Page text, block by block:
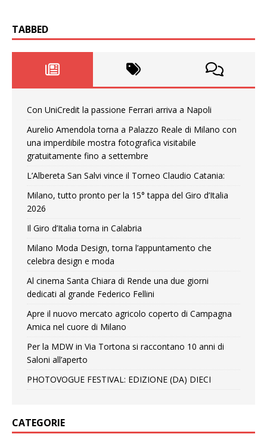
TABBED
Con UniCredit la passione Ferrari arriva a Napoli
Aurelio Amendola torna a Palazzo Reale di Milano con
una imperdibile mostra fotografica visitabile
gratuitamente fino a settembre
L’Albereta San Salvi vince il Torneo Claudio Catania:
Milano, tutto pronto per la 15° tappa del Giro d’Italia
2026
Il Giro d’Italia torna in Calabria
Milano Moda Design, torna l’appuntamento che
celebra design e moda
Al cinema Santa Chiara di Rende una due giorni
dedicati al grande Federico Fellini
Apre il nuovo mercato agricolo coperto di Campagna
Amica nel cuore di Milano
Per la MDW in Via Tortona si raccontano 10 anni di
Saloni all’aperto
PHOTOVOGUE FESTIVAL: EDIZIONE (DA) DIECI
CATEGORIE